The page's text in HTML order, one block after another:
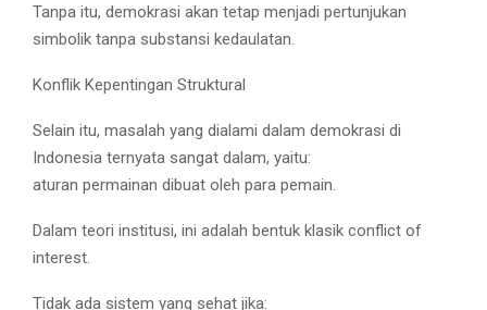
Tanpa itu, demokrasi akan tetap menjadi pertunjukan
simbolik tanpa substansi kedaulatan.
Konflik Kepentingan Struktural
Selain itu, masalah yang dialami dalam demokrasi di
Indonesia ternyata sangat dalam, yaitu:
aturan permainan dibuat oleh para pemain.
Dalam teori institusi, ini adalah bentuk klasik conflict of
interest.
Tidak ada sistem yang sehat jika: